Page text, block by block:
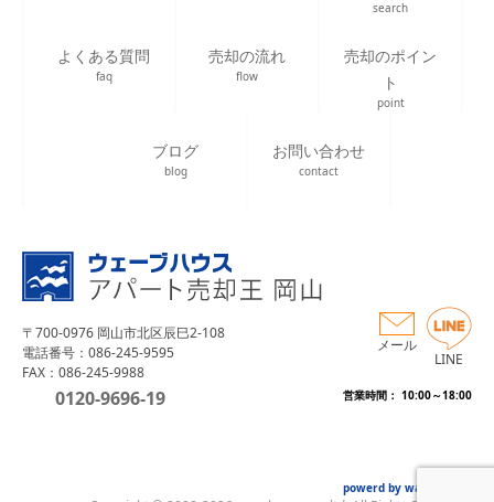
search
よくある質問
faq
売却の流れ
flow
売却のポイン
ト
point
ブログ
blog
お問い合わせ
contact
〒700-0976 岡山市北区辰巳2-108
電話番号：086-245-9595
FAX：086-245-9988
0120-9696-19 営業時間： 10:00～18:00
メール
LINE
powerd by wave house